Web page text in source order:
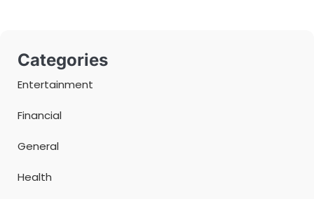
Categories
Entertainment
Financial
General
Health